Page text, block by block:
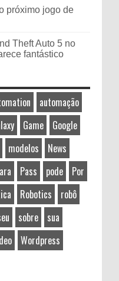
próximo jogo de
Theft Auto 5 no
fantástico
automação
Game
Google
modelos
News
Pass pode
Por
Robotics
robô
sobre
sua
Wordpress